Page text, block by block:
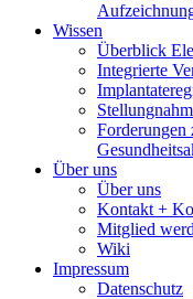
Wissen
Überblick
Integrierte
Forderungen
Über uns
Über uns
Kontakt +
Mitglied
Wiki
Impressum
Datenschutz